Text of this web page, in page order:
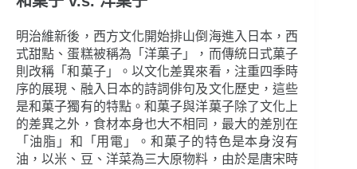
明治維新後，西方文化開始排山倒海進入日本，西
式甜點、蛋糕被稱為「洋菓子」，而傳統日式菓子
則改稱「和菓子」。以文化差異來看，注重四季時
序的展現、融入日本的詩詞俳句及文化歷史，這些
是和菓子獨有的特點。和菓子與洋菓子除了文化上
的差異之外，食材本身也大不相同，最大的差別在
「油脂」和「用電」。和菓子的特色是本身沒有
油，以米、豆、洋菜為三大原物料，由於是唐宋時